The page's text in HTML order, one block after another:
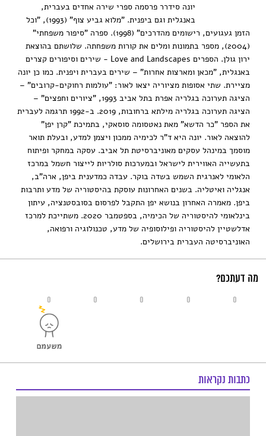
יונה סידרר פרסמה ספרי שירה אחדים בעברית,
באנגלית וגם ביפנית. "מלוא גביע צוף" (1993), "וכל
הזמן געגועים, רישומים מהדרכים" (1998). ספרה "סיפור משפחתי"
(2004), מספר בתמונות ומלים את קורות משפחתה. שלושתם בהוצאת
ירון גולן. הספרים Love and Landscapes - שירים וסיפורים קצרים
באנגלית, "מכאן ומארצות אחרות" – שירים בעברית ויפנית. כמו כן יונה
מציירת. שתי אסופות מציוריה יצאו לאור: "עולמות רחוקים-קרובים" –
הציגה תערוכה בגלריה אפרת בתל אביב 1993, "ציורים וחפצים" –
הציגה תערוכה בגלריה מילתא ברחובות, 2019. ב-1992 תרגמה לעברית
את הספר "כר הדשא" מאת נאטסומה סוסאקי, בתמיכת "קרן יפן"
להוצאה לאור. יונה היא ד"ר לכימיה ממכון ויצמן למדע, ובעלת תואר
מוסמך במינהל עסקים מאוניברסיטת תל אביב. עסקה במחקר ופיתוח
בתעשייה האווירית לישראל ובמערכות סולריות לייצור חשמל במרכז
הלאומי לאנרגית השמש בשדה בוקר. עבדה כמדענית ביפן, ארה"ב,
אנגליה ואיטליה. בשנים האחרונות עוסקת בהיסטוריה של מדע ותרבות
ביפן. מאמרה האחרון בנושא יפן התקבל לפרסום בסובסטנציה, עיתון
בינלאומי להיסטוריה של הכימיה, בספטמבר 2020. משתייכת למרכז
אדלשטיין להיסטוריה ופילוסופיה של מדע, טכנולוגיה ורפואה,
האוניברסיטה העברית בירושלים.
מה דעתכם?
0 0 0 0 0
כתבות נקראות